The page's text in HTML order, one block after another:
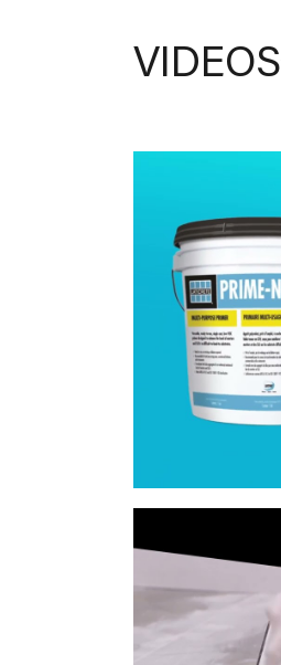
VIDEOS